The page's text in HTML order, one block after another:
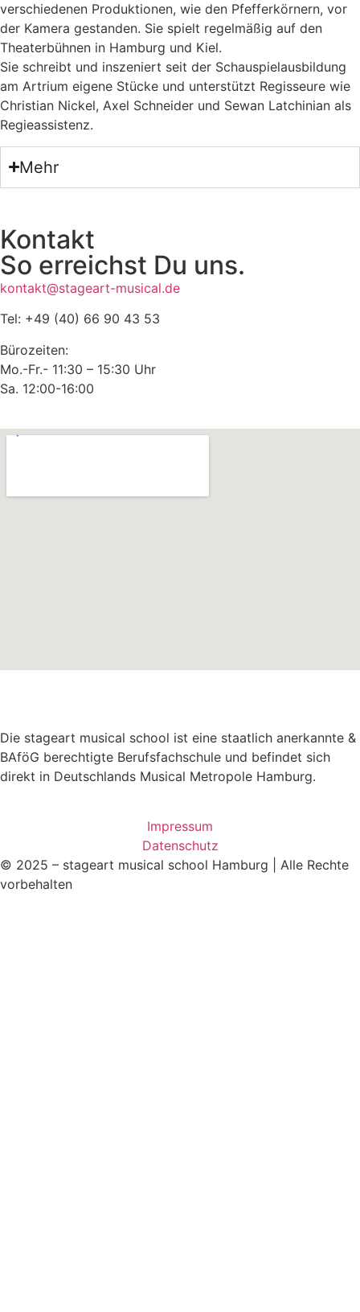
verschiedenen Produktionen, wie den Pfefferkörnern, vor
der Kamera gestanden. Sie spielt regelmäßig auf den
Theaterbühnen in Hamburg und Kiel.
Sie schreibt und inszeniert seit der Schauspielausbildung
am Artrium eigene Stücke und unterstützt Regisseure wie
Christian Nickel, Axel Schneider und Sewan Latchinian als
Regieassistenz.
Mehr
Kontakt
So erreichst Du uns.
kontakt@stageart-musical.de
Tel: +49 (40) 66 90 43 53
Bürozeiten:
Mo.-Fr.- 11:30 – 15:30 Uhr
Sa. 12:00-16:00
Die stageart musical school ist eine staatlich anerkannte &
BAföG berechtigte Berufsfachschule und befindet sich
direkt in Deutschlands Musical Metropole Hamburg.
Impressum
Datenschutz
© 2025 – stageart musical school Hamburg | Alle Rechte
vorbehalten